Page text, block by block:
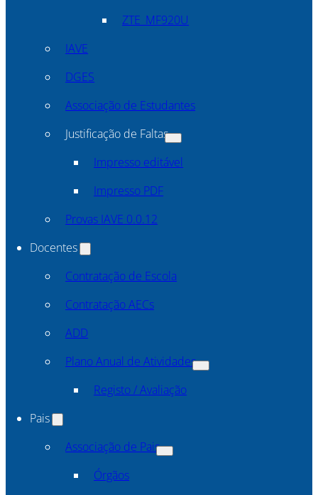
ZTE_MF920U
IAVE
DGES
Associação de Estudantes
Justificação de Faltas
Impresso editável
Impresso PDF
Provas IAVE 0.0.12
Docentes
Contratação de Escola
Contratação AECs
ADD
Plano Anual de Atividades
Registo / Avaliação
Pais
Associação de Pais
Órgãos